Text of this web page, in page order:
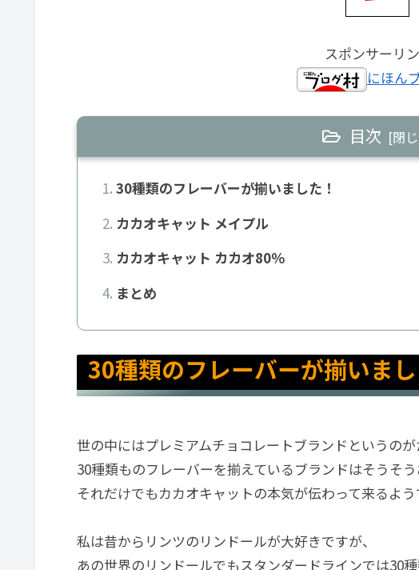
スポンサーリ
にほん
目次
30種類のフレーバーが揃いました！
カカオキャット メイプル
カカオキャット カカオ80％
まとめ
30種類のフレーバーが揃いまし
世の中にはプレミアムチョコレートブランドというのが
30種類ものフレーバーを揃えているブランドはそうそう
それだけでもカカオキャットの本気が伝わって来るよう
私は昔からリンツのリンドールが大好きですが、
あの世界のリンドールでもスタンダードラインでは30種